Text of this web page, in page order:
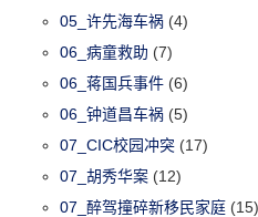
05_许先海车祸 (4)
06_病童救助 (7)
06_蒋国兵事件 (6)
06_钟道昌车祸 (5)
07_CIC校园冲突 (17)
07_胡秀华案 (12)
07_醉驾撞碎新移民家庭 (15)